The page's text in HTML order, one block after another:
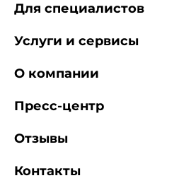
Для специалистов
Услуги и сервисы
О компании
Пресс-центр
Отзывы
Контакты